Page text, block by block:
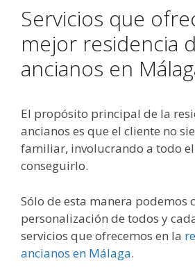
Servicios que
mejor residencia
ancianos en
El propósito principal de la
ancianos es que el cliente no
familiar, involucrando a todo
conseguirlo.
Sólo de esta manera podemos
personalización de todos y
servicios que ofrecemos en la
ancianos en Málaga.